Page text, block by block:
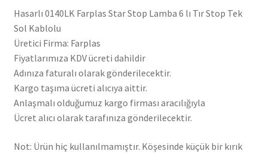
Hasarlı 0140LK Farplas Star Stop Lamba 6 lı Tır Stop Tek
Sol Kablolu
Üretici Firma: Farplas
Fiyatlarımıza KDV ücreti dahildir
Adınıza faturalı olarak gönderilecektir.
Kargo taşıma ücreti alıcıya aittir.
Anlaşmalı olduğumuz kargo firması aracılığıyla
Ücret alıcı olarak tarafınıza gönderilecektir.
Not: Ürün hiç kullanılmamıştır. Köşesinde küçük bir kırık